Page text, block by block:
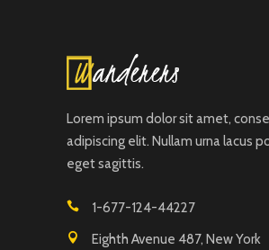
Lorem ipsum dolor sit amet,
adipiscing elit. Nullam urna lacus
eget sagittis.
1-677-124-44227
Eighth Avenue 487, New York